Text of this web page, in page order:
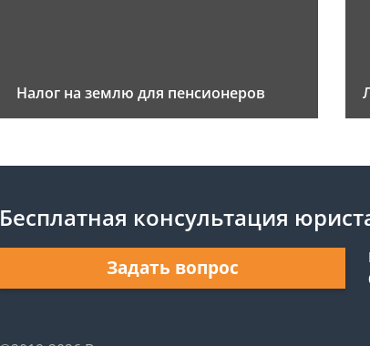
Налог на землю для пенсионеров
Бесплатная консультация
Задать вопрос